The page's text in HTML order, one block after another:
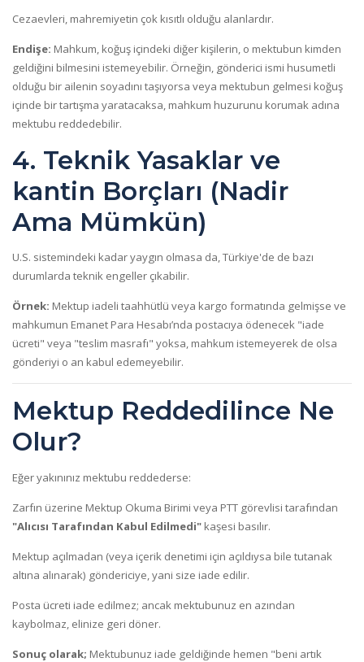
Cezaevleri, mahremiyetin çok kısıtlı olduğu alanlardır.
Endişe: Mahkum, koğuş içindeki diğer kişilerin, o mektubun kimden
geldiğini bilmesini istemeyebilir. Örneğin, gönderici ismi husumetli
olduğu bir ailenin soyadını taşıyorsa veya mektubun gelmesi koğuş
içinde bir tartışma yaratacaksa, mahkum huzurunu korumak adına
mektubu reddedebilir.
4. Teknik Yasaklar ve
kantin Borçları (Nadir
Ama Mümkün)
U.S. sistemindeki kadar yaygın olmasa da, Türkiye'de de bazı
durumlarda teknik engeller çıkabilir.
Örnek: Mektup iadeli taahhütlü veya kargo formatında gelmişse ve
mahkumun Emanet Para Hesabı’nda postacıya ödenecek "iade
ücreti" veya "teslim masrafı" yoksa, mahkum istemeyerek de olsa
gönderiyi o an kabul edemeyebilir.
Mektup Reddedilince Ne
Olur?
Eğer yakınınız mektubu reddederse:
Zarfın üzerine Mektup Okuma Birimi veya PTT görevlisi tarafından
"Alıcısı Tarafından Kabul Edilmedi" kaşesi basılır.
Mektup açılmadan (veya içerik denetimi için açıldıysa bile tutanak
altına alınarak) göndericiye, yani size iade edilir.
Posta ücreti iade edilmez; ancak mektubunuz en azından
kaybolmaz, elinize geri döner.
Sonuç olarak; Mektubunuz iade geldiğinde hemen "beni artık